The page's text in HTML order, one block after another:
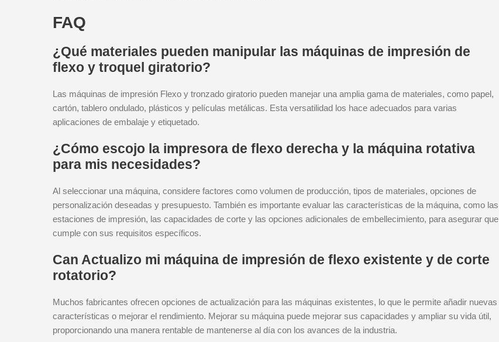
FAQ
¿Qué materiales pueden manipular las máquinas de impresión de
flexo y troquel giratorio?
Las máquinas de impresión Flexo y tronzado giratorio pueden manejar una amplia gama de materiales, como papel,
cartón, tablero ondulado, plásticos y películas metálicas. Esta versatilidad los hace adecuados para varias
aplicaciones de embalaje y etiquetado.
¿Cómo escojo la impresora de flexo derecha y la máquina rotativa
para mis necesidades?
Al seleccionar una máquina, considere factores como volumen de producción, tipos de materiales, opciones de
personalización deseadas y presupuesto. También es importante evaluar las características de la máquina, como las
estaciones de impresión, las capacidades de corte y las opciones adicionales de embellecimiento, para asegurar que
cumple con sus requisitos específicos.
Can Actualizo mi máquina de impresión de flexo existente y de corte
rotatorio?
Muchos fabricantes ofrecen opciones de actualización para las máquinas existentes, lo que le permite añadir nuevas
características o mejorar el rendimiento. Mejorar su máquina puede mejorar sus capacidades y ampliar su vida útil,
proporcionando una manera rentable de mantenerse al día con los avances de la industria.